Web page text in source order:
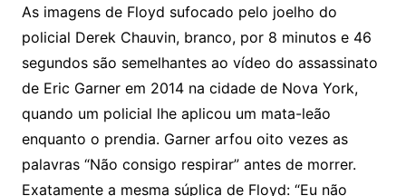
As imagens de Floyd sufocado pelo joelho do
policial Derek Chauvin, branco, por 8 minutos e 46
segundos são semelhantes ao vídeo do assassinato
de Eric Garner em 2014 na cidade de Nova York,
quando um policial lhe aplicou um mata-leão
enquanto o prendia. Garner arfou oito vezes as
palavras “Não consigo respirar” antes de morrer.
Exatamente a mesma súplica de Floyd: “Eu não